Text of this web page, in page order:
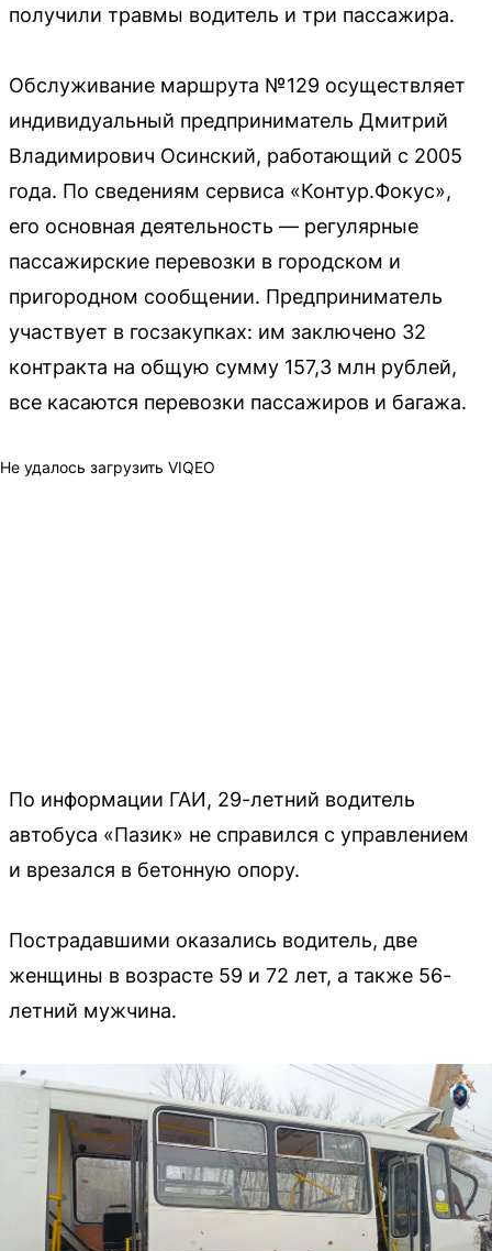
получили травмы водитель и три пассажира.
Обслуживание маршрута №129 осуществляет
индивидуальный предприниматель Дмитрий
Владимирович Осинский, работающий с 2005
года. По сведениям сервиса «Контур.Фокус»,
его основная деятельность — регулярные
пассажирские перевозки в городском и
пригородном сообщении. Предприниматель
участвует в госзакупках: им заключено 32
контракта на общую сумму 157,3 млн рублей,
все касаются перевозки пассажиров и багажа.
Не удалось загрузить VIQEO
По информации ГАИ, 29-летний водитель
автобуса «Пазик» не справился с управлением
и врезался в бетонную опору.
Пострадавшими оказались водитель, две
женщины в возрасте 59 и 72 лет, а также 56-
летний мужчина.